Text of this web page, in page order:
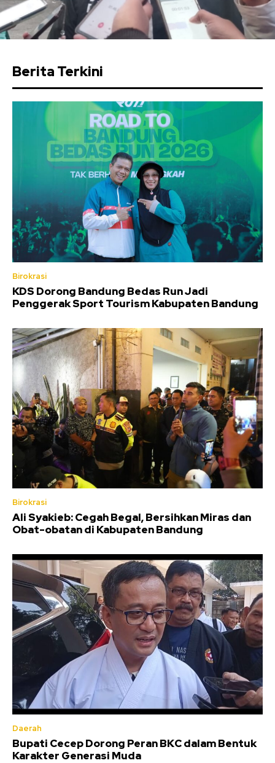
Berita Terkini
Birokrasi
KDS Dorong Bandung Bedas Run Jadi
Penggerak Sport Tourism Kabupaten Bandung
Birokrasi
Ali Syakieb: Cegah Begal, Bersihkan Miras dan
Obat-obatan di Kabupaten Bandung
Daerah
Bupati Cecep Dorong Peran BKC dalam Bentuk
Karakter Generasi Muda